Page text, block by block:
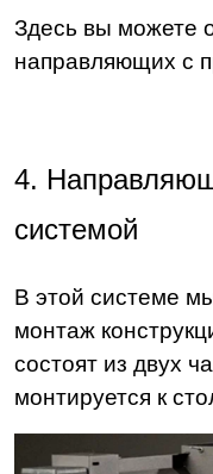
Здесь вы можете
направляющих с
4.
системой
В этой системе
монтаж
состоят из двух
монтируется к